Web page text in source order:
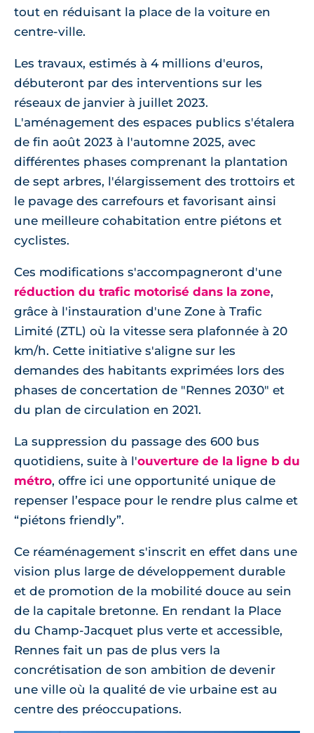
tout en réduisant la place de la voiture en
centre-ville.
Les travaux, estimés à 4 millions d'euros,
débuteront par des interventions sur les
réseaux de janvier à juillet 2023.
L'aménagement des espaces publics s'étalera
de fin août 2023 à l'automne 2025, avec
différentes phases comprenant la plantation
de sept arbres, l'élargissement des trottoirs et
le pavage des carrefours et favorisant ainsi
une meilleure cohabitation entre piétons et
cyclistes.
Ces modifications s'accompagneront d'une
réduction du trafic motorisé dans la zone,
grâce à l'instauration d'une Zone à Trafic
Limité (ZTL) où la vitesse sera plafonnée à 20
km/h. Cette initiative s'aligne sur les
demandes des habitants exprimées lors des
phases de concertation de "Rennes 2030" et
du plan de circulation en 2021.
La suppression du passage des 600 bus
quotidiens, suite à l'ouverture de la ligne b du
métro, offre ici une opportunité unique de
repenser l’espace pour le rendre plus calme et
“piétons friendly”.
Ce réaménagement s'inscrit en effet dans une
vision plus large de développement durable
et de promotion de la mobilité douce au sein
de la capitale bretonne. En rendant la Place
du Champ-Jacquet plus verte et accessible,
Rennes fait un pas de plus vers la
concrétisation de son ambition de devenir
une ville où la qualité de vie urbaine est au
centre des préoccupations.